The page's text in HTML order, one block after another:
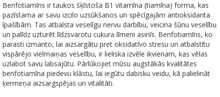
Benfotiamīns ir taukos šķīstoša B1 vitamīna (tiamīna) forma, kas
pazīstama ar savu izcilo uzsūkšanos un spēcīgajām antioksidanta
īpašībām. Tas atbalsta veselīgu nervu darbību, veicina šūnu veselību
un palīdz uzturēt līdzsvarotu cukura līmeni asinīs. Benfotiamīns, ko
parasti izmanto, lai aizsargātu pret oksidatīvo stresu un atbalstītu
vispārējo vielmaiņas veselību, ir lieliska izvēle ikvienam, kas vēlas
uzlabot savu labsajūtu. Pārlūkojiet mūsu augstākās kvalitātes
benfotiamīna piedevu klāstu, lai iegūtu dabisku veidu, kā palielināt
ķermeņa aizsargspējas un vitalitāti.